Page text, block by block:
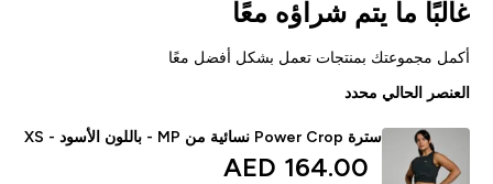
غالبًا ما يتم شراؤه معًا
أكمل مجموعتك بمنتجات تعمل بشكل أفضل معًا
العنصر الحالي محدد
سترة Power Crop نسائية من MP - باللون الأسود - XS
164.00 AED‎